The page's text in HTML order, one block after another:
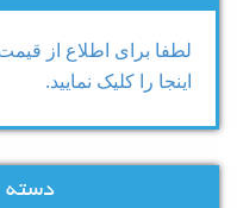
لطفا برای اطلاع از
اینجا را کلیک نمایید.
دسته